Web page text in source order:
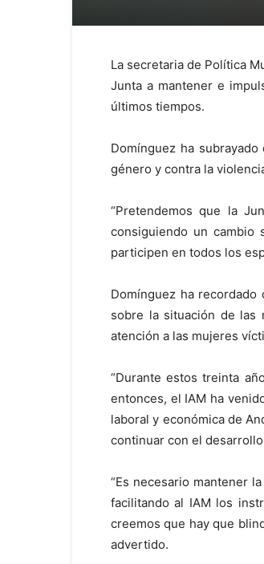
La secretaria de Política
Junta a mantener e
últimos tiempos.
Domínguez ha
género y contra la
“Pretendemos que la
consiguiendo un cambio
participen en todos los
Domínguez ha
sobre la situación de las
atención a las mujeres
“Durante estos treinta
entonces, el IAM ha
laboral y económica de
continuar con el
“Es necesario mantener
facilitando al IAM los
creemos que hay que
advertido.